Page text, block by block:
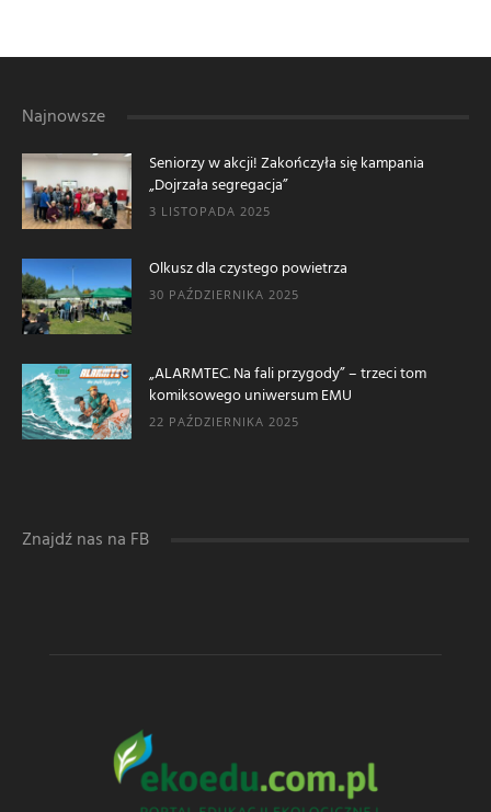
Najnowsze
Seniorzy w akcji! Zakończyła się kampania
„Dojrzała segregacja”
3 LISTOPADA 2025
Olkusz dla czystego powietrza
30 PAŹDZIERNIKA 2025
„ALARMTEC. Na fali przygody” – trzeci tom
komiksowego uniwersum EMU
22 PAŹDZIERNIKA 2025
Znajdź nas na FB